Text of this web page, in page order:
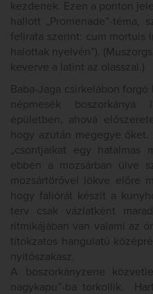
kezdenek. Ezen a ponton
hallott „Promenade”-téma,
felirata szerint: cum mortuis
halottak nyelvén”).
keverve a latint az olasszal.)
Baba-Jaga csirkelábon
népmesék
épületben, ahová
hogy azután megegye
„csontjaikat egy hatalmas
ebben a mozsárban ülve
mozsártörővel lökve előre
hogy faliórát készít a
terv csak vázlatként
ritmikájában van valami az
titokzatos hangulatú
nyitószakasz.
A boszorkányzene
nagykapu”-ba torkollik.